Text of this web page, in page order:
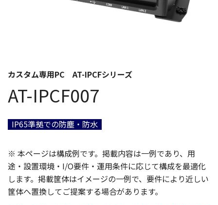
カスタム専用PC AT-IPCFシリーズ
AT-IPCF007
IP65準拠での防塵・防水
※ 本ページは構成例です。掲載内容は一例であり、用
途・設置環境・I/O要件・運用条件に応じて構成を最適化
します。掲載筐体はイメージの一例で、要件により近しい
筐体へ置換してご提案する場合があります。